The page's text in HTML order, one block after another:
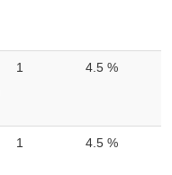
1 4.5 %
1 4.5 %